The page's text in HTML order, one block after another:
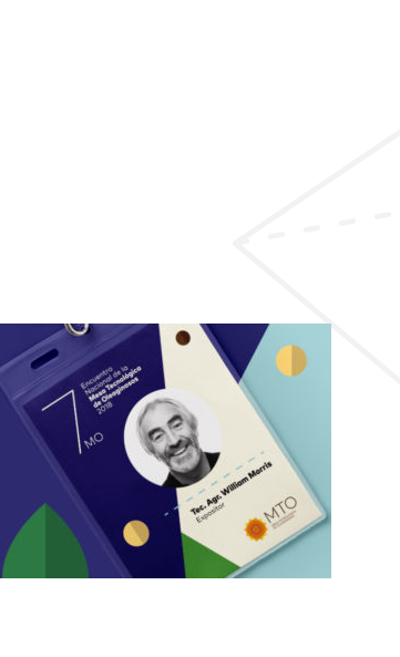
7MO Encuentro de
la MTO
GRÁFICO/ IDENTIDAD/MARCA /REDES SOCIALES/
SITIO WEB